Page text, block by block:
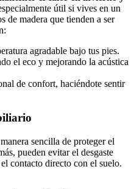
útil si vives en un
de madera que tienden a ser
agradable bajo tus pies.
el eco y mejorando la acústica
de confort, haciéndote sentir
sencilla de proteger el
pueden evitar el desgaste
contacto directo con el suelo.